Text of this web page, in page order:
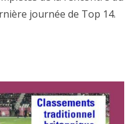
journée de Top 14.